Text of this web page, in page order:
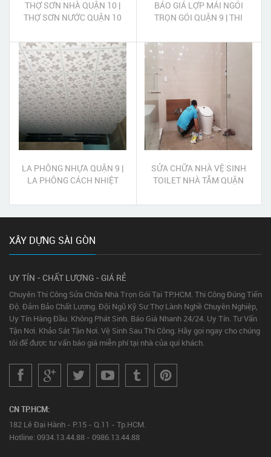
THỢ SƠN NHÀ QUẬN 10 |
THỢ SƠN NƯỚC QUẬN 10
BÁO GIÁ LỢP MÁI NGÓI
TRỌN GÓI QUẬN 9 | THI
QUẬN 9
LA PHÔNG NHỰA QUẬN 9 |
LA PHÔNG CÁCH NHIỆT
SỬA CHỮA NHÀ VỆ SINH
TOILET NHÀ TẮM QUẬN
XÂY DỰNG SÀI GÒN
UY TÍN - CHẤT LƯỢNG - GIÁ RẺ
Chuyên Thi Công Sửa Chữa Nhà Trọn Gói Tại TP.HCM. Thi Công Đúng Tiến
Độ. Đảm Bảo Chất Lượng. Đội Ngũ Kỹ Sư Thợ Lành Nghề Chuyên Nghiệp,
Uy Tín Hàng Đầu. Không Phát Sinh. Báo Giá Nhanh 24/24. Uy Tín. Tư Vấn
Tận Nơi. Khảo Sát Tận Nơi. Vệ Sinh Sau Thi Công. Hãy gọi ngay cho chúng
tôi để được tư vấn báo giá miễn phí tại nhà của quí khách.
CN TP.HCM:
182 Lê Đại Hành - P.15 - Q.11 - Tp.HCM.
Hotline: 0934.13.44.88 - 0986.13.44.88